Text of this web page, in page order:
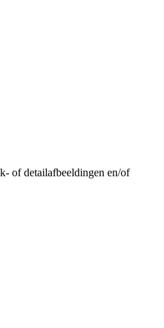
of detailafbeeldingen en/of